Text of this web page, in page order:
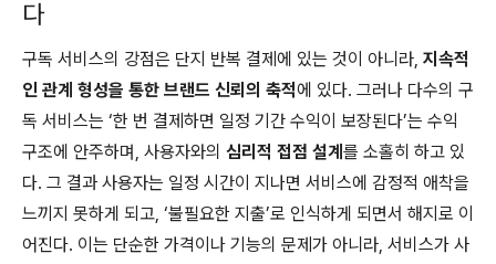
다
구독 서비스의 강점은 단지 반복 결제에 있는 것이 아니라, 지속적
인 관계 형성을 통한 브랜드 신뢰의 축적에 있다. 그러나 다수의 구
독 서비스는 ‘한 번 결제하면 일정 기간 수익이 보장된다’는 수익
구조에 안주하며, 사용자와의 심리적 접점 설계 를 소홀히 하고 있
다. 그 결과 사용자는 일정 시간이 지나면 서비스에 감정적 애착을
느끼지 못하게 되고, ‘불필요한 지출’로 인식하게 되면서 해지로 이
어진다. 이는 단순한 가격이나 기능의 문제가 아니라, 서비스가 사